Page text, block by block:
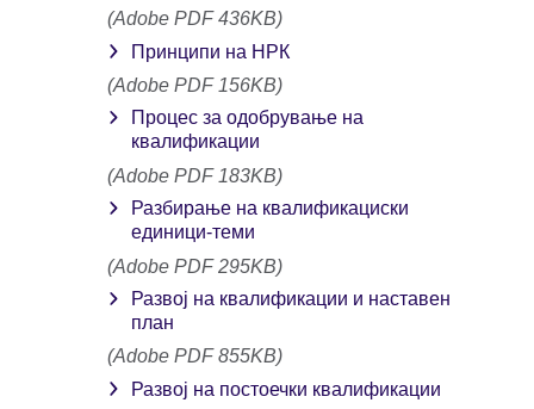
(Adobe PDF 436KB)
Принципи на НРК
(Adobe PDF 156KB)
Процес за одобрување на
квалификации
(Adobe PDF 183KB)
Разбирање на квалификациски
единици-теми
(Adobe PDF 295KB)
Развој на квалификации и наставен
план
(Adobe PDF 855KB)
Развој на постоечки квалификации